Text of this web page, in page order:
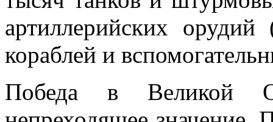
артиллерийских
кораблей и
Победа в Великой